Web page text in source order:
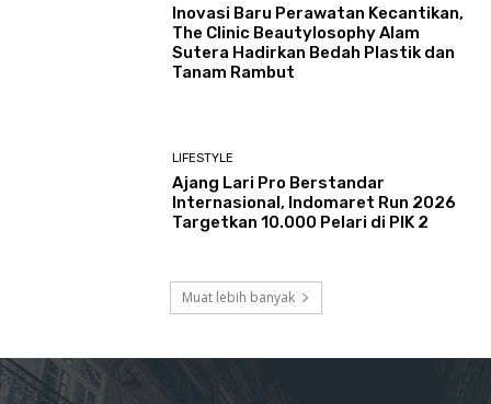
Inovasi Baru Perawatan Kecantikan,
The Clinic Beautylosophy Alam
Sutera Hadirkan Bedah Plastik dan
Tanam Rambut
LIFESTYLE
Ajang Lari Pro Berstandar
Internasional, Indomaret Run 2026
Targetkan 10.000 Pelari di PIK 2
Muat lebih banyak